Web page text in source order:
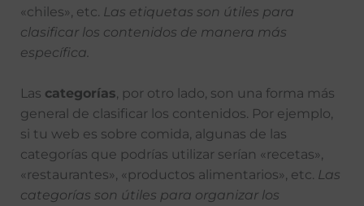
«chiles», etc. Las etiquetas son útiles para
clasificar los contenidos de manera más
específica.
Las categorías , por otro lado, son una forma más
general de clasificar los contenidos. Por ejemplo,
si tu web es sobre comida, algunas de las
categorías que podrías utilizar serían «recetas»,
«restaurantes», «productos alimentarios», etc. Las
categorías son útiles para organizar los